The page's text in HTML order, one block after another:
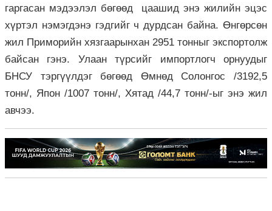
гаргасан мэдээлэл бөгөөд цаашид энэ жилийн эцэс
хүртэл нэмэгдэнэ гэдгийг ч дурдсан байна. Өнгөрсөн
жил Приморийн хязгаарынхан 2951 тонныг экспортолж
байсан гэнэ. Улаан түрсийг импортлогч орнуудыг
БНСУ тэргүүлдэг бөгөөд Өмнөд Солонгос /3192,5
тонн/, Япон /1007 тонн/, Хятад /44,7 тонн/-ыг энэ жил
авчээ.